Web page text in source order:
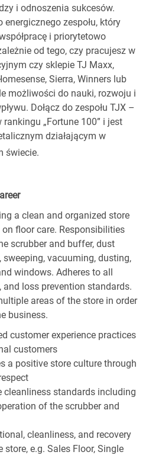
i odnoszenia sukcesów.
zespołu, który
i priorytetowo
od tego, czy pracujesz w
czy sklepie TJ Maxx,
Sierra, Winners lub
możliwości do nauki, rozwoju i
Dołącz do zespołu TJX –
„Fortune 100” i jest
działającym w
świecie.
a clean and organized store
floor care. Responsibilities
scrubber and buffer, dust
vacuuming, dusting,
windows. Adheres to all
loss prevention standards.
areas of the store in order
business.
customer experience practices
customers
a positive store culture through
cleanliness standards including
of the scrubber and
cleanliness, and recovery
e.g. Sales Floor, Single